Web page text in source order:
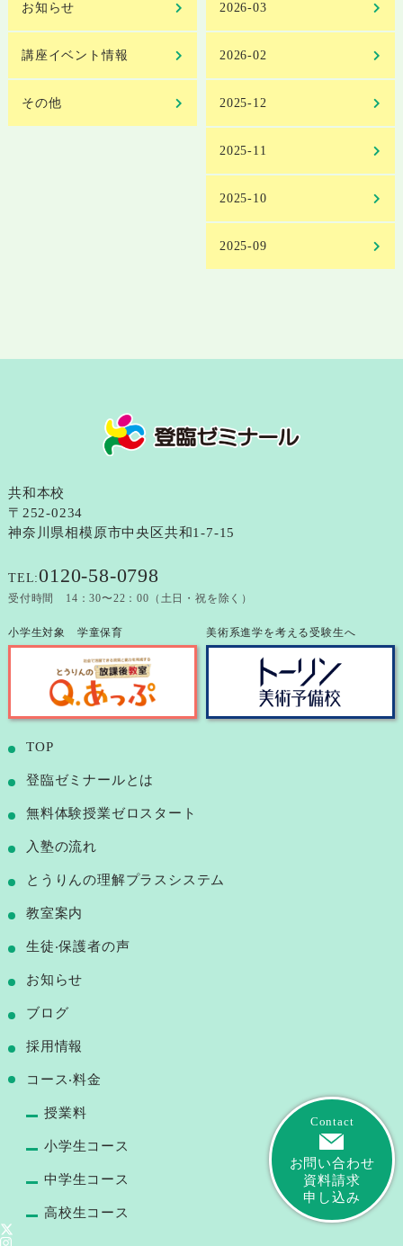
お知らせ
講座イベント情報
その他
2026-03
2026-02
2025-12
2025-11
2025-10
2025-09
共和本校
〒252-0234
神奈川県相模原市中央区共和1-7-15
TEL:0120-58-0798
受付時間 14：30〜22：00（土日・祝を除く）
小学生対象 学童保育 美術系進学を考える受験生へ
TOP
登臨ゼミナールとは
無料体験授業ゼロスタート
⼊塾の流れ
とうりんの理解プラスシステム
教室案内
⽣徒‧保護者の声
お知らせ
ブログ
採用情報
コース‧料⾦
授業料
小学生コース
中学生コース
高校生コース
Contact
お問い合わせ
資料請求
申し込み